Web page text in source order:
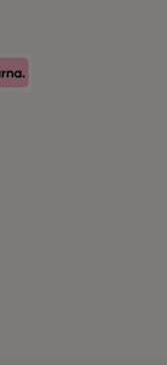
Method
Payment Method